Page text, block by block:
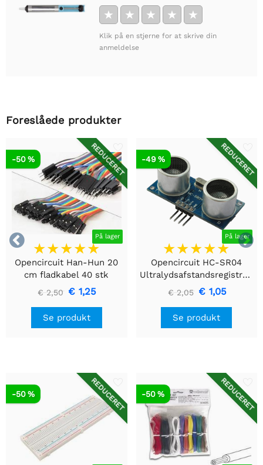
★ ★ ★ ★ ★
Klik på en stjerne for at skrive din
anmeldelse
Foreslåede produkter


REDUCERET
På lager
-50 %
Opencircuit Han-Hun 20
cm fladkabel 40 stk
€ 2,50 € 1,25
Se produkt
REDUCERET
På lager
-49 %
Opencircuit HC-SR04
Ultralydsafstandsregistreringsmodul
€ 2,05 € 1,05
Se produkt
REDUCERET
-50 % REDUCERET
-50 %